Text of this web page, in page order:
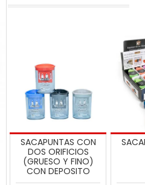
SACAPUNTAS CON
DOS ORIFICIOS
(GRUESO Y FINO)
CON DEPOSITO